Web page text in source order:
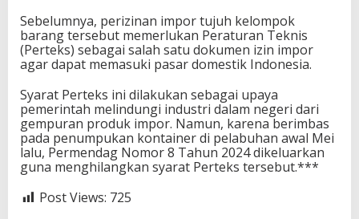
Sebelumnya, perizinan impor tujuh kelompok
barang tersebut memerlukan Peraturan Teknis
(Perteks) sebagai salah satu dokumen izin impor
agar dapat memasuki pasar domestik Indonesia.
Syarat Perteks ini dilakukan sebagai upaya
pemerintah melindungi industri dalam negeri dari
gempuran produk impor. Namun, karena berimbas
pada penumpukan kontainer di pelabuhan awal Mei
lalu, Permendag Nomor 8 Tahun 2024 dikeluarkan
guna menghilangkan syarat Perteks tersebut.***
Post Views: 725